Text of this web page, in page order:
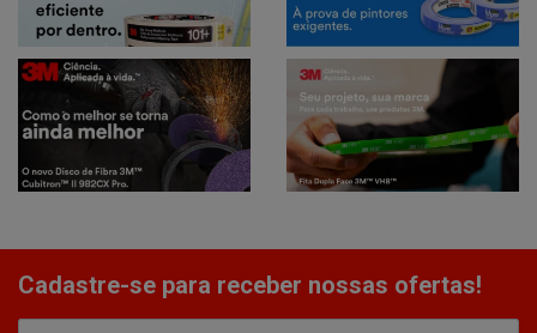
Cadastre-se para receber nossas ofertas!